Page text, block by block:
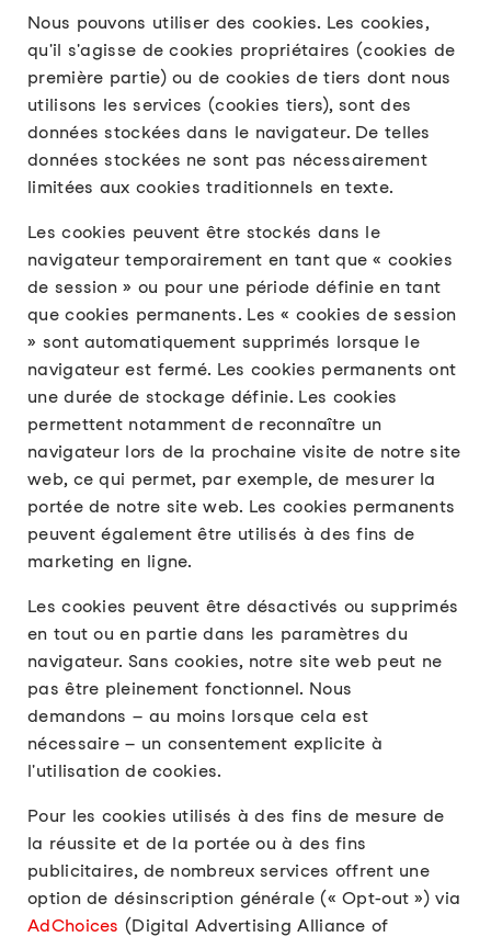
Nous pouvons utiliser des cookies. Les cookies,
qu'il s'agisse de cookies propriétaires (cookies de
première partie) ou de cookies de tiers dont nous
utilisons les services (cookies tiers), sont des
données stockées dans le navigateur. De telles
données stockées ne sont pas nécessairement
limitées aux cookies traditionnels en texte.
Les cookies peuvent être stockés dans le
navigateur temporairement en tant que « cookies
de session » ou pour une période définie en tant
que cookies permanents. Les « cookies de session
» sont automatiquement supprimés lorsque le
navigateur est fermé. Les cookies permanents ont
une durée de stockage définie. Les cookies
permettent notamment de reconnaître un
navigateur lors de la prochaine visite de notre site
web, ce qui permet, par exemple, de mesurer la
portée de notre site web. Les cookies permanents
peuvent également être utilisés à des fins de
marketing en ligne.
Les cookies peuvent être désactivés ou supprimés
en tout ou en partie dans les paramètres du
navigateur. Sans cookies, notre site web peut ne
pas être pleinement fonctionnel. Nous
demandons – au moins lorsque cela est
nécessaire – un consentement explicite à
l'utilisation de cookies.
Pour les cookies utilisés à des fins de mesure de
la réussite et de la portée ou à des fins
publicitaires, de nombreux services offrent une
option de désinscription générale (« Opt-out ») via
AdChoices (Digital Advertising Alliance of